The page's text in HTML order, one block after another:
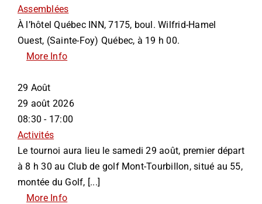
Assemblées
À l’hôtel Québec INN, 7175, boul. Wilfrid-Hamel
Ouest, (Sainte-Foy) Québec, à 19 h 00.
More Info
29 Août
29 août 2026
08:30 - 17:00
Activités
Le tournoi aura lieu le samedi 29 août, premier départ
à 8 h 30 au Club de golf Mont-Tourbillon, situé au 55,
montée du Golf, [...]
More Info